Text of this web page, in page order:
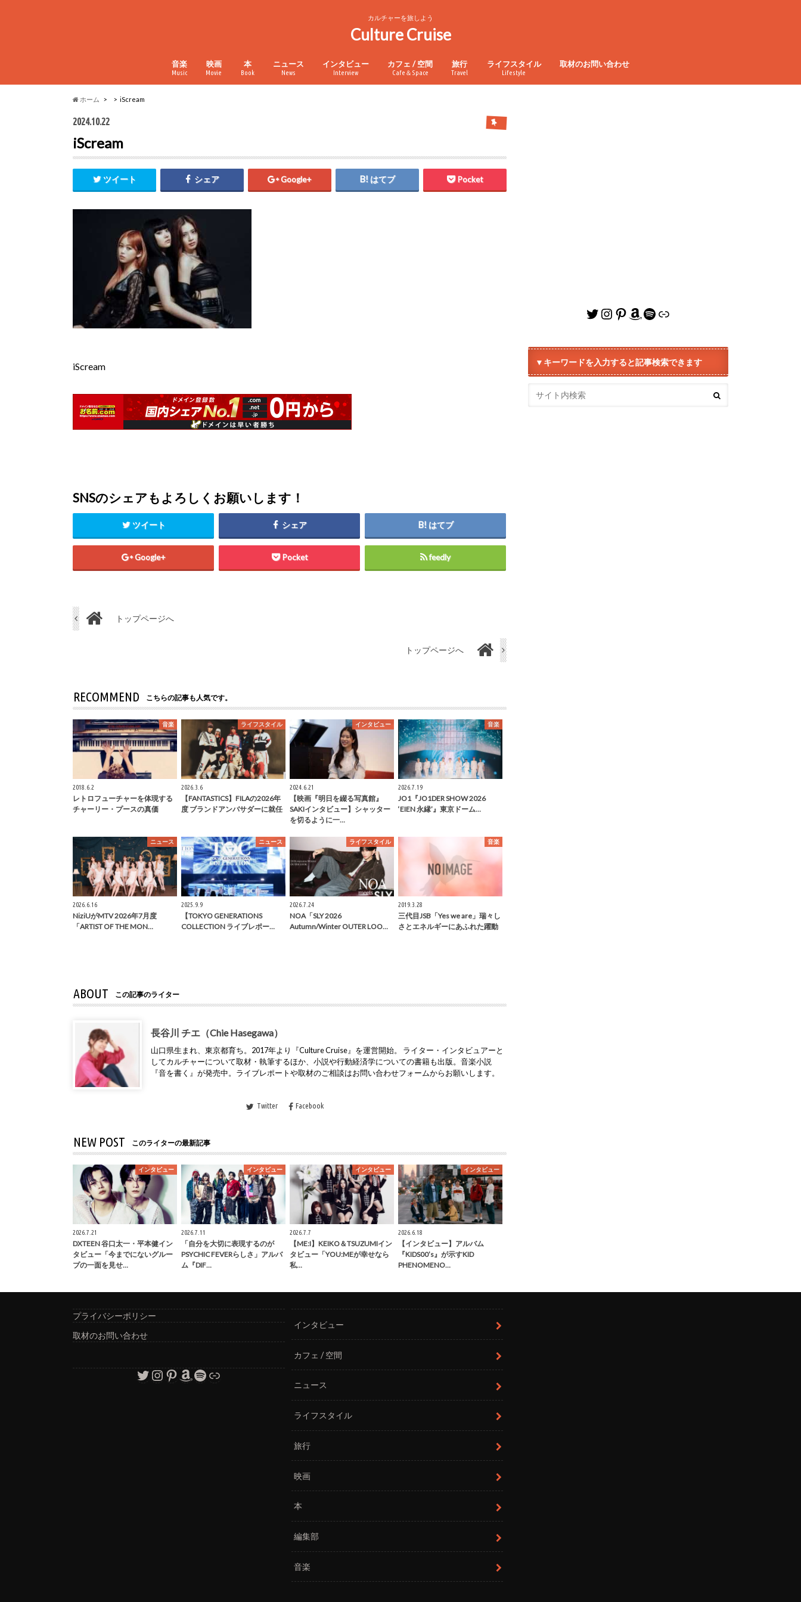
カルチャーを旅しよう
Culture Cruise
音楽
Music
映画
Movie
本
Book
ニュース
News
インタビュー
Interview
カフェ / 空間
Cafe＆Space
旅行
Travel
ライフスタイル
Lifestyle
取材のお問い合わせ
ホーム iScream
2024.10.22
iScream
ツイート シェア Google+ はてブ Pocket
iScream
SNSのシェアもよろしくお願いします！
ツイート シェア はてブ
Google+ Pocket feedly
トップページへ
トップページへ
RECOMMEND こちらの記事も人気です。
音楽
2018.6.2
レトロフューチャーを体現する
チャーリー・プースの真価
ライフスタイル
2026.3.6
【FANTASTICS】FILAの2026年
度 ブランドアンバサダーに就任
インタビュー
2024.6.21
【映画『明日を綴る写真館』
SAKIインタビュー】シャッター
を切るように一…
音楽
2026.7.19
JO1『JO1DER SHOW 2026
‘EIEN 永縁’』東京ドーム…
ニュース
2026.6.16
NiziUがMTV 2026年7月度
「ARTIST OF THE MON…
ニュース
2025.9.9
【TOKYO GENERATIONS
COLLECTION ライブレポー…
ライフスタイル
2026.7.24
NOA「SLY 2026
Autumn/Winter OUTER LOO…
音楽
2019.3.28
三代目JSB「Yes we are」瑞々し
さとエネルギーにあふれた躍動
ABOUT この記事のライター
長谷川 チエ（Chie Hasegawa）
山口県生まれ、東京都育ち。2017年より『Culture Cruise』を運営開始。 ライター・インタビュアーと
してカルチャーについて取材・執筆するほか、小説や行動経済学についての書籍も出版。音楽小説
『音を書く』が発売中。ライブレポートや取材のご相談はお問い合わせフォームからお願いします。
Twitter Facebook
NEW POST このライターの最新記事
インタビュー
2026.7.21
DXTEEN 谷口太一・平本健イン
タビュー「今までにないグルー
プの一面を見せ…
インタビュー
2026.7.11
「自分を大切に表現するのが
PSYCHIC FEVERらしさ」アルバ
ム『DIF…
インタビュー
2026.7.7
【ME:I】KEIKO＆TSUZUMIイン
タビュー「YOU:MEが幸せなら
私…
インタビュー
2026.6.18
【インタビュー】アルバム
『KIDS00’s』が示すKID
PHENOMENO…
Twitter
Instagram
Pinterest
Amazon
Spotify
リンク
▼キーワードを入力すると記事検索できます
プライバシーポリシー
取材のお問い合わせ
Twitter
Instagram
Pinterest
Amazon
Spotify
リンク
インタビュー
カフェ / 空間
ニュース
ライフスタイル
旅行
映画
本
編集部
音楽